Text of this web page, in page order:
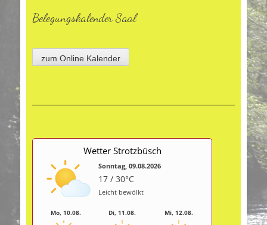
Belegungskalender Saal
zum Online Kalender
Wetter Strotzbüsch
Sonntag, 09.08.2026
17 / 30°C
Leicht bewölkt
Mo, 10.08. Di, 11.08. Mi, 12.08.